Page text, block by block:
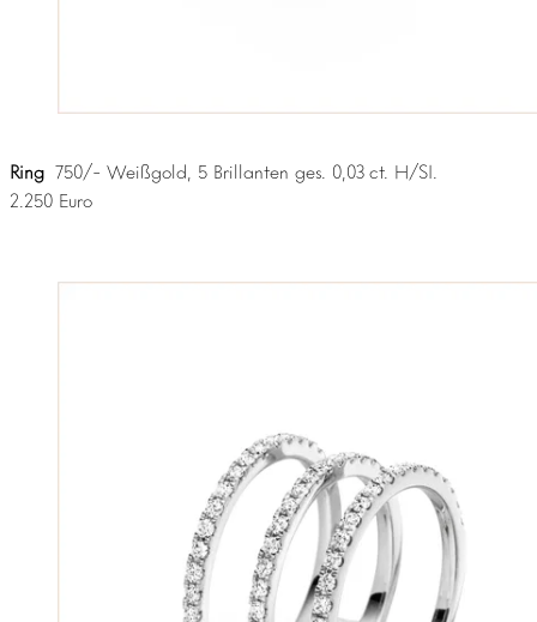
Ring 750/- Weißgold, 5 Brillanten ges. 0,03 ct. H/SI.
2.250 Euro